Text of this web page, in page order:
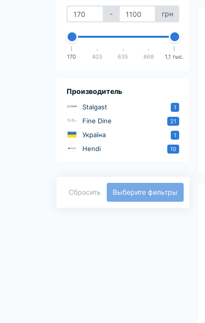
- грн
170 403 635 868 1,1 тыс.
Производитель
Stalgast 1
Fine Dine 21
Україна 1
Hendi 10
Сбросить Выберите фильтры